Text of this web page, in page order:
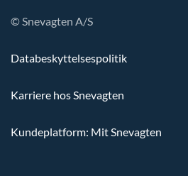
© Snevagten A/S
Databeskyttelsespolitik
Karriere hos Snevagten
Kundeplatform: Mit Snevagten